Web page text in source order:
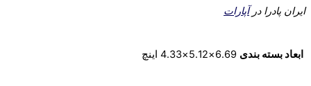
ایران پادرا درآپارات
ابعاد بسته بندی 6.69×5.12×4.33 اینچ